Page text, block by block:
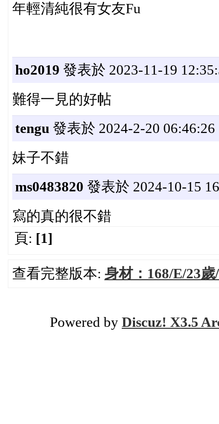
年輕清純很有女友Fu
ho2019 發表於 2023-11-19
難得一見的好帖
tengu 發表於 2024-2-20 06:46:26
妹子不錯
ms0483820 發表於 2024-10-15
寫的真的很不錯
頁: [1]
查看完整版本: 身材：168/E/23
Powered by Discuz! X3.5